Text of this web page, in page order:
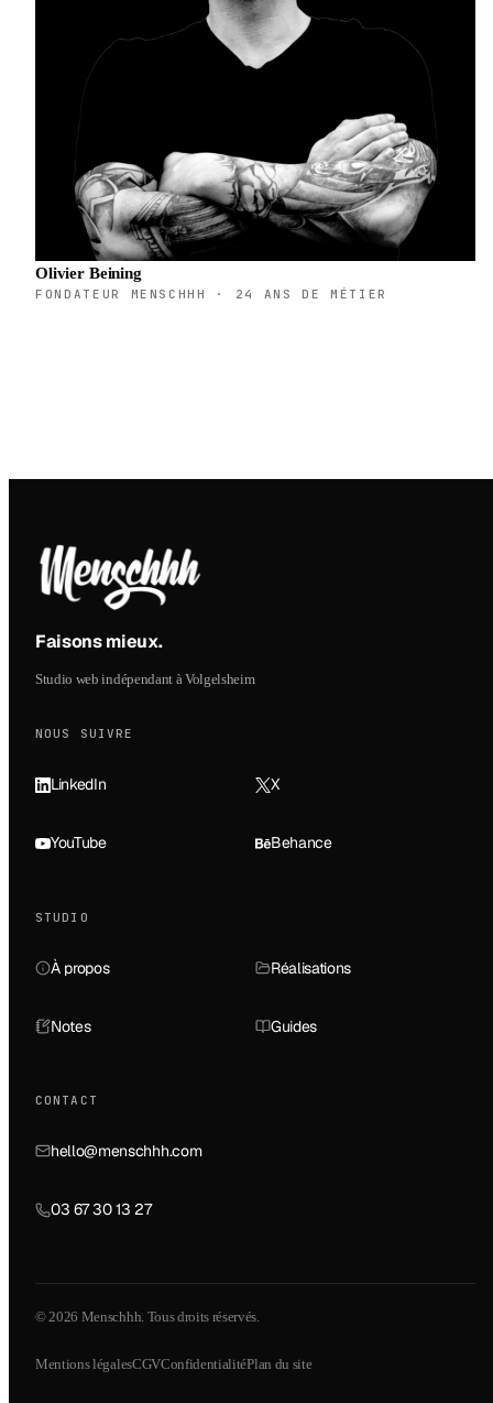
Olivier Beining
FONDATEUR MENSCHHH · 24 ANS DE MÉTIER
Faisons mieux.
Studio web indépendant à Volgelsheim
NOUS SUIVRE
LinkedIn X
YouTube Behance
STUDIO
À propos Réalisations
Notes Guides
CONTACT
hello@menschhh.com
03 67 30 13 27
© 2026 Menschhh. Tous droits réservés.
Mentions légalesCGVConfidentialitéPlan du site